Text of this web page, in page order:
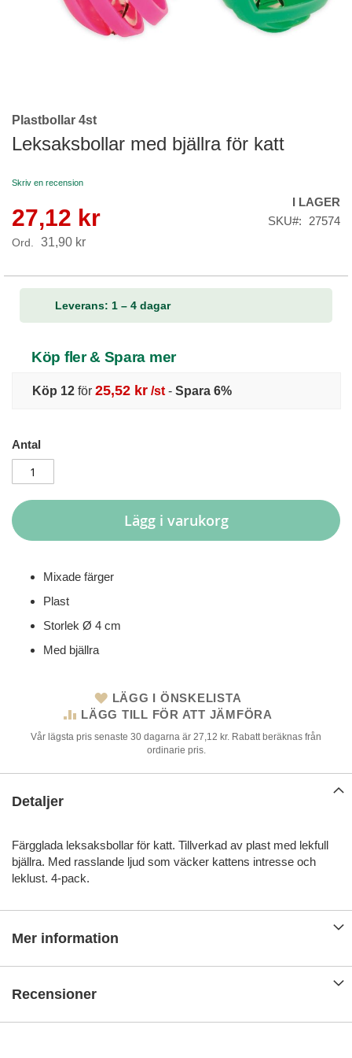
Skip
to
the
of
images
gallery
Plastbollar 4st
Leksaksbollar med bjällra för katt
Skriv en recension
Reapris
27,12 kr
Ord. 31,90 kr
I LAGER
SKU
27574
Leverans: 1 – 4 dagar
Köp fler & Spara mer
Köp 12 för 25,52 kr /st - Spara 6%
Antal
Lägg i varukorg
Mixade färger
Plast
Storlek Ø 4 cm
Med bjällra
LÄGG I ÖNSKELISTA
LÄGG TILL FÖR ATT JÄMFÖRA
Vår lägsta pris senaste 30 dagarna är 27,12 kr. Rabatt beräknas från
ordinarie pris.
Detaljer
Färgglada leksaksbollar för katt. Tillverkad av plast med lekfull
bjällra. Med rasslande ljud som väcker kattens intresse och
leklust. 4-pack.
Mer information
Recensioner